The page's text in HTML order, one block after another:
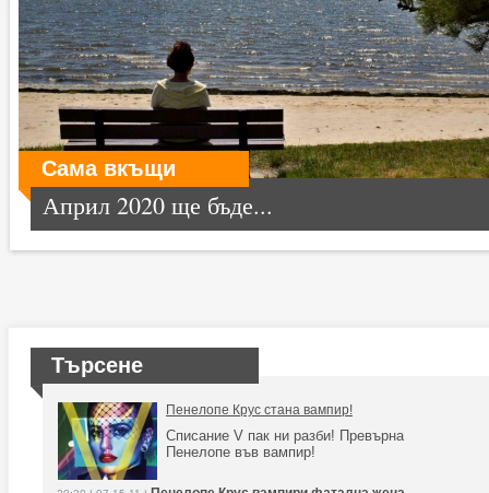
Сама вкъщи
Април 2020 ще бъде...
Търсене
Пенелопе Крус стана вампир!
Списание V пак ни разби! Превърна
Пенелопе във вампир!